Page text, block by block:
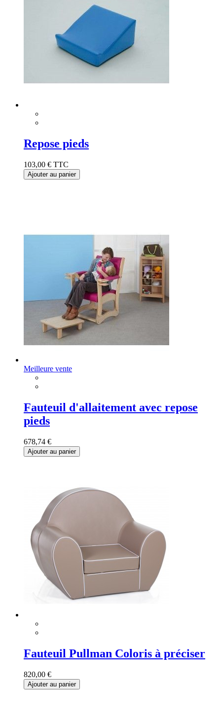
Repose pieds
103,00 € TTC
Ajouter au panier
Meilleure vente
Fauteuil d'allaitement avec repose
pieds
678,74 €
Ajouter au panier
Fauteuil Pullman Coloris à préciser
820,00 €
Ajouter au panier